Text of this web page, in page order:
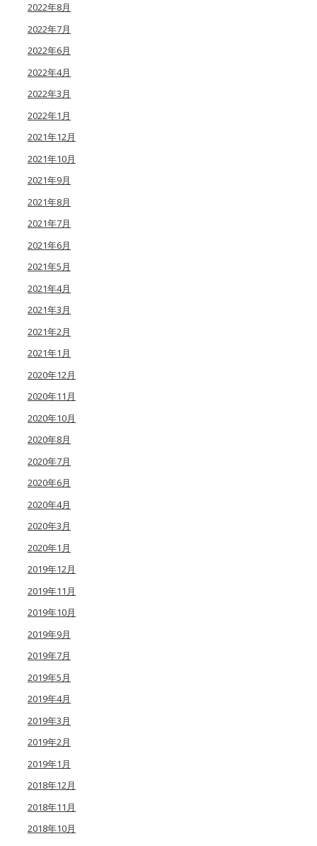
2022年8月
2022年7月
2022年6月
2022年4月
2022年3月
2022年1月
2021年12月
2021年10月
2021年9月
2021年8月
2021年7月
2021年6月
2021年5月
2021年4月
2021年3月
2021年2月
2021年1月
2020年12月
2020年11月
2020年10月
2020年8月
2020年7月
2020年6月
2020年4月
2020年3月
2020年1月
2019年12月
2019年11月
2019年10月
2019年9月
2019年7月
2019年5月
2019年4月
2019年3月
2019年2月
2019年1月
2018年12月
2018年11月
2018年10月